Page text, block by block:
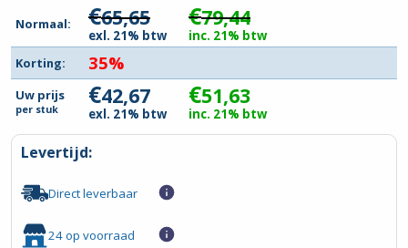
Normaal: €65,65
exl. 21% btw
€79,44
inc. 21% btw
Korting:
35%
Uw prijs
per stuk €42,67
exl. 21% btw
€51,63
inc. 21% btw
Levertijd:
Direct leverbaar
24 op voorraad